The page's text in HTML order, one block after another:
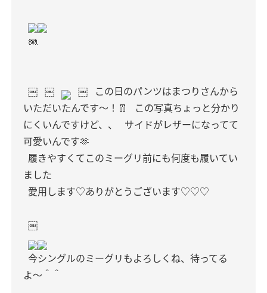
🪼
￼ ￼ ￼
この日のパンツはまつりさんから
いただいたんです〜！👖
この写真ちょっと分かり
にくいんですけど、、
サイドがレザーになってて
可愛いんです🫶
履きやすくてこのミーグリ前にも何度も履いてい
ました
愛用します♡ありがとうございます♡♡♡
￼
今シングルのミーグリもよろしくね、待ってる
よ〜＾＾